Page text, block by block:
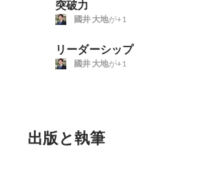
突破力
國井 大地が+1
リーダーシップ
國井 大地が+1
出版と執筆